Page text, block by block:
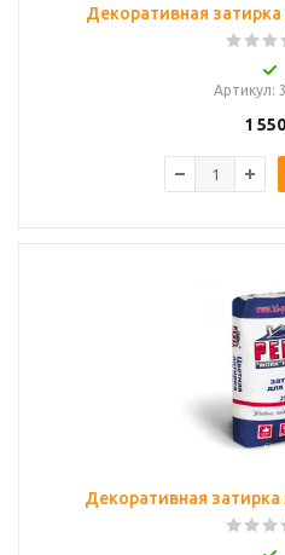
Декоративная
Артикул:
1 550
Декоративная